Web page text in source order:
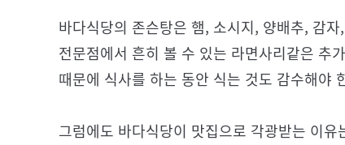
바다식당의 존슨탕은 햄, 소시지, 양배추, 감
전문점에서 흔히 볼 수 있는 라면사리같은 추
때문에 식사를 하는 동안 식는 것도 감수해야
그럼에도 바다식당이 맛집으로 각광받는 이